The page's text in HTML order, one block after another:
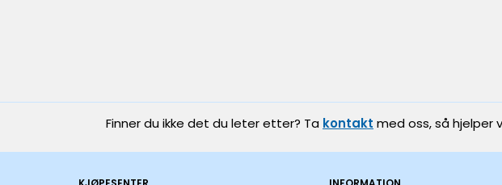
Finner du ikke det du leter etter? Ta kontakt med oss, så hjelper